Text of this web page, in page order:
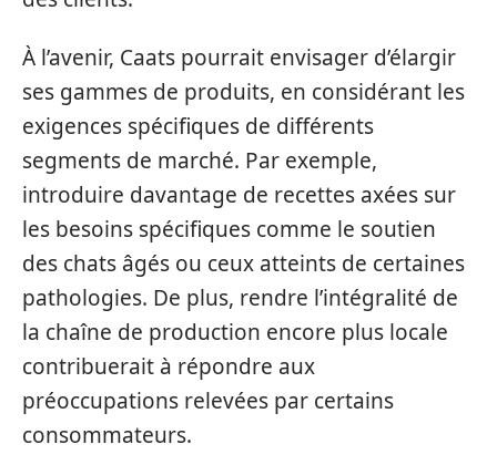
À l’avenir, Caats pourrait envisager d’élargir
ses gammes de produits, en considérant les
exigences spécifiques de différents
segments de marché. Par exemple,
introduire davantage de recettes axées sur
les besoins spécifiques comme le soutien
des chats âgés ou ceux atteints de certaines
pathologies. De plus, rendre l’intégralité de
la chaîne de production encore plus locale
contribuerait à répondre aux
préoccupations relevées par certains
consommateurs.